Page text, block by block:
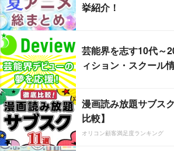
挙紹介！
芸能界を志す10代
ィション・スクール
漫画読み放題サブス
比較】
オリコン顧客満足度ランキング